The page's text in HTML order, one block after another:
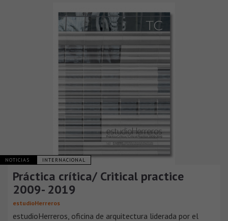
NOTICIAS INTERNACIONAL
Práctica crítica/ Critical practice
2009- 2019
estudioHerreros
estudioHerreros, oficina de arquitectura liderada por el